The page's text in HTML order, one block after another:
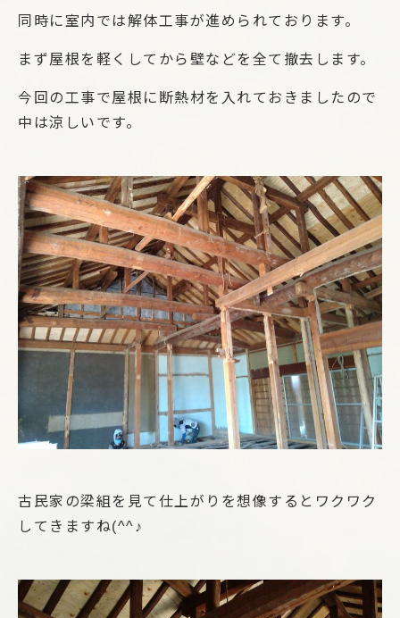
同時に室内では解体工事が進められております。
まず屋根を軽くしてから壁などを全て撤去します。
今回の工事で屋根に断熱材を入れておきましたので
中は涼しいです。
古民家の梁組を見て仕上がりを想像するとワクワク
してきますね(^^♪